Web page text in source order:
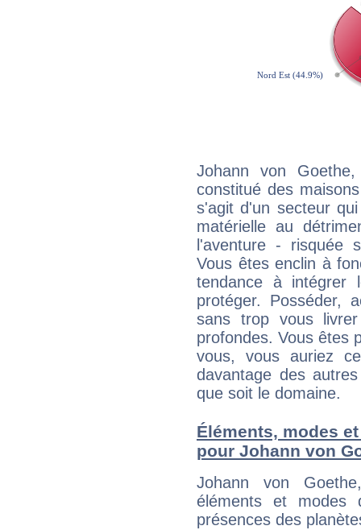
Johann von
constitué des
s'agit d'un secteur
matérielle au
l'aventure - risquée
Vous êtes enclin à
tendance à
protéger. Posséder,
sans trop vous
profondes. Vous êtes
vous, vous auriez
davantage des
que soit le domaine.
Éléments, modes
pour Johann von
Johann von
éléments et modes
présences des